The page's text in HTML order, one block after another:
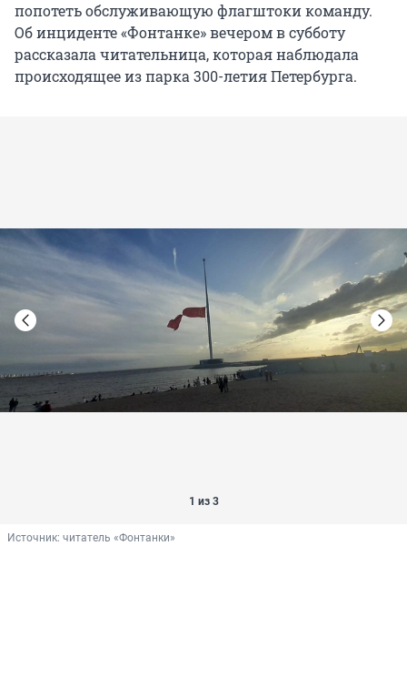
попотеть обслуживающую флагштоки команду.
Об инциденте «Фонтанке» вечером в субботу
рассказала читательница, которая наблюдала
происходящее из парка 300-летия Петербурга.
1 из 3
Источник: читатель «Фонтанки»